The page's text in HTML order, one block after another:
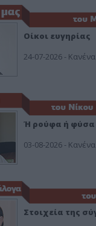
Οίκοι ευγηρίας
24-07-2026 -
Ή ρούφα ή φύσα
03-08-2026 -
Στοιχεία της